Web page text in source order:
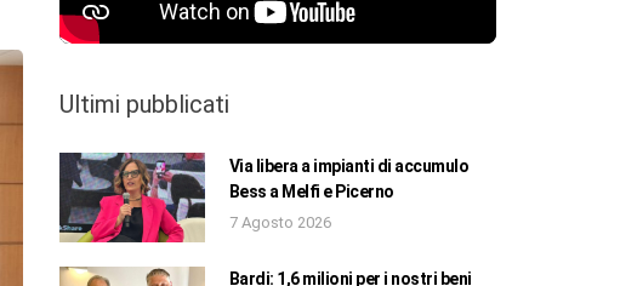
Ultimi pubblicati
Via libera a impianti di accumulo
Bess a Melfi e Picerno
7 Agosto 2026
Bardi: 1,6 milioni per i nostri beni